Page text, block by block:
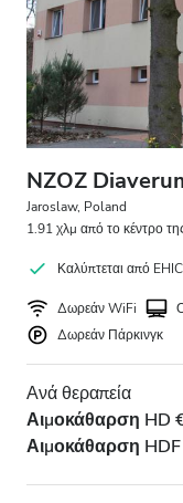
Ασθενείς με HIV
Ασθενείς με
Ασθενείς με
GHIC
Αναψυκτικά
Δωρεάν WiFi
Τηλεοπτικές
NZOZ
Jaroslaw, Poland
1.91 χλμ από το κέντρο
Καλύπτεται από EHIC
Δωρεάν WiFi
Δωρεάν Πάρκινγκ
Ανά θεραπεία
Αιμοκάθαρση HD
Αιμοκάθαρση